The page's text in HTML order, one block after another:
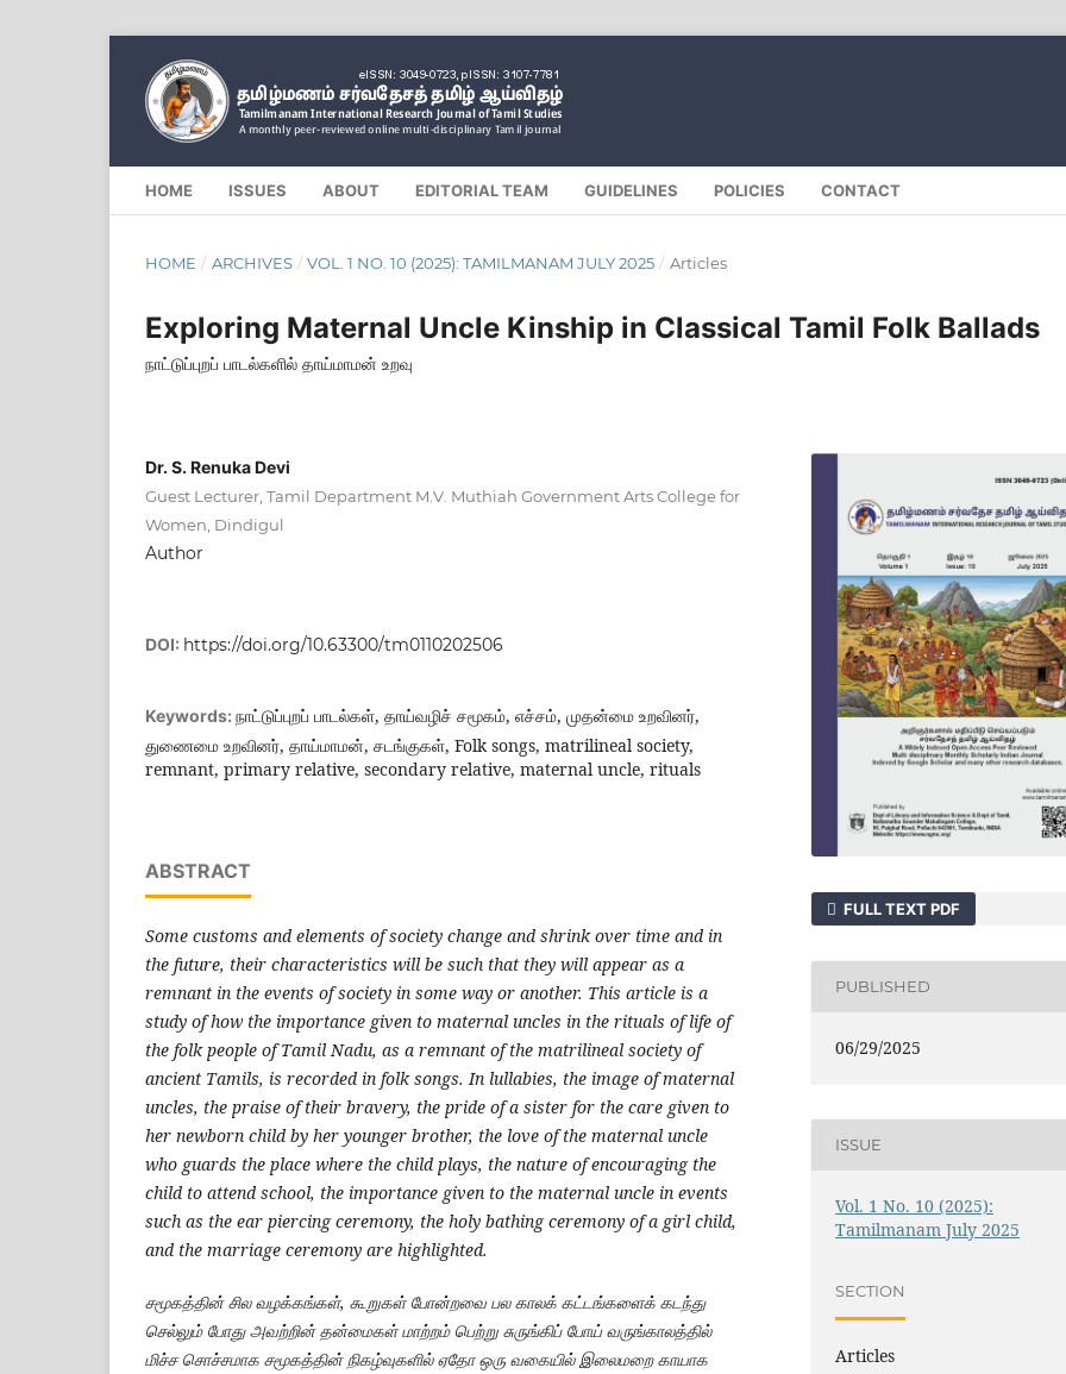
HOME ISSUES ABOUT EDITORIAL TEAM GUIDELINES POLICIES CONTACT
HOME / ARCHIVES / VOL. 1 NO. 10 (2025): TAMILMANAM JULY 2025 / Articles
Exploring Maternal Uncle Kinship in Classical Tamil Folk Ballads
நாட்டுப்புறப் பாடல்களில் தாய்மாமன் உறவு
Dr. S. Renuka Devi
Guest Lecturer, Tamil Department M.V. Muthiah Government Arts College for
Women, Dindigul
Author
DOI: https://doi.org/10.63300/tm0110202506
Keywords: நாட்டுப்புறப் பாடல்கள், தாய்வழிச் சமூகம், எச்சம், முதன்மை உறவினர்,
துணைமை உறவினர், தாய்மாமன், சடங்குகள், Folk songs, matrilineal society,
remnant, primary relative, secondary relative, maternal uncle, rituals
ABSTRACT
Some customs and elements of society change and shrink over time and in
the future, their characteristics will be such that they will appear as a
remnant in the events of society in some way or another. This article is a
study of how the importance given to maternal uncles in the rituals of life of
the folk people of Tamil Nadu, as a remnant of the matrilineal society of
ancient Tamils, is recorded in folk songs. In lullabies, the image of maternal
uncles, the praise of their bravery, the pride of a sister for the care given to
her newborn child by her younger brother, the love of the maternal uncle
who guards the place where the child plays, the nature of encouraging the
child to attend school, the importance given to the maternal uncle in events
such as the ear piercing ceremony, the holy bathing ceremony of a girl child,
and the marriage ceremony are highlighted.
சமூகத்தின் சில வழக்கங்கள், கூறுகள் போன்றவை பல காலக் கட்டங்களைக் கடந்து
செல்லும் போது அவற்றின் தன்மைகள் மாற்றம் பெற்று சுருங்கிப் போய் வருங்காலத்தில்
மிச்ச சொச்சமாக சமூகத்தின் நிகழ்வுகளில் ஏதோ ஒரு வகையில் இலைமறை காயாக
FULL TEXT PDF
PUBLISHED
06/29/2025
ISSUE
Vol. 1 No. 10 (2025):
Tamilmanam July 2025
SECTION
Articles